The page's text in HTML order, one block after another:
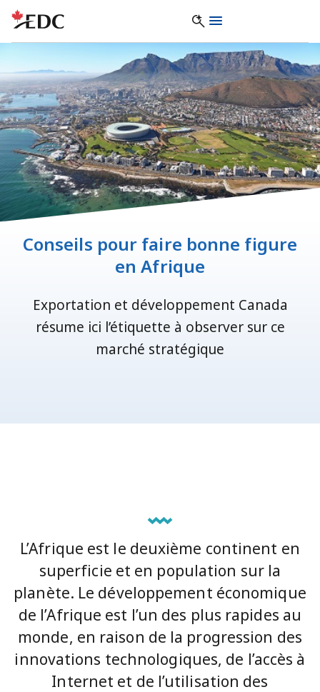
Conseils pour faire bonne figure
en Afrique
Exportation et développement Canada
résume ici l’étiquette à observer sur ce
marché stratégique
L’Afrique est le deuxième continent en
superficie et en population sur la
planète. Le développement économique
de l’Afrique est l’un des plus rapides au
monde, en raison de la progression des
innovations technologiques, de l’accès à
Internet et de l’utilisation des